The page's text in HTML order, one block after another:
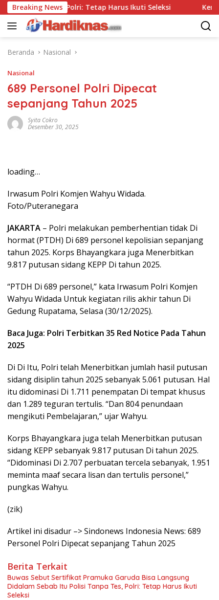
Langsung
ke
konten
Breaking News
Tes, Polri: Tetap Harus Ikuti Seleksi
Beranda Nasional
Nasional
689 Personel Polri Dipecat
sepanjang Tahun 2025
Syita Cokro
Desember 30, 2025
loading…
Irwasum Polri Komjen Wahyu Widada.
Foto/Puteranegara
JAKARTA – Polri melakukan pemberhentian tidak Di
hormat (PTDH) Di 689 personel kepolisian sepanjang
tahun 2025. Korps Bhayangkara juga Menerbitkan
9.817 putusan sidang KEPP Di tahun 2025.
“PTDH Di 689 personel,” kata Irwasum Polri Komjen
Wahyu Widada Untuk kegiatan rilis akhir tahun Di
Gedung Rupatama, Selasa (30/12/2025).
Baca Juga: Polri Terbitkan 35 Red Notice Pada Tahun
2025
Di Di Itu, Polri telah Menerbitkan jumlah hasil putusan
sidang disiplin tahun 2025 sebanyak 5.061 putusan. Hal
itu didominasi Di 1.711 penempatan Di tempat khusus
dan 1.289 teguran tertulis. “Dan 804 penundaan
mengikuti Pembelajaran,” ujar Wahyu.
Korps Bhayangkara juga telah Menerbitkan putusan
sidang KEPP sebanyak 9.817 putusan Di tahun 2025.
“Didominasi Di 2.707 perbuatan tercela sebanyak, 1.951
meminta maaf secara lisan dan tertulis personel,”
pungkas Wahyu.
(zik)
Artikel ini disadur –> Sindonews Indonesia News: 689
Personel Polri Dipecat sepanjang Tahun 2025
Berita Terkait
Buwas Sebut Sertifikat Pramuka Garuda Bisa Langsung
Didalam Sebab Itu Polisi Tanpa Tes, Polri: Tetap Harus Ikuti
Seleksi